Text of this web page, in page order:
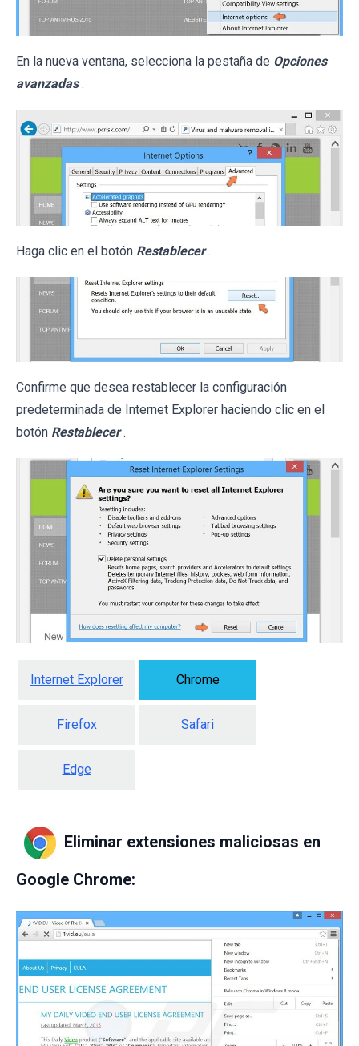
En la nueva ventana, selecciona la pestaña de Opciones
avanzadas .
Haga clic en el botón Restablecer .
Confirme que desea restablecer la configuración
predeterminada de Internet Explorer haciendo clic en el
botón Restablecer .
Internet Explorer Chrome
Firefox Safari
Edge
Eliminar extensiones maliciosas en
Google Chrome: